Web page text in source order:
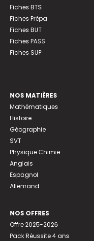
Fiches BTS
Fiches Prépa
Fiches BUT
Fiches PASS
Fiches SUP
NOS MATIÈRES
Mathématiques
Histoire
Géographie
SVT
Physique Chimie
Anglais
Espagnol
Allemand
NOS OFFRES
Offre 2025-2026
Pack Réussite 4 ans